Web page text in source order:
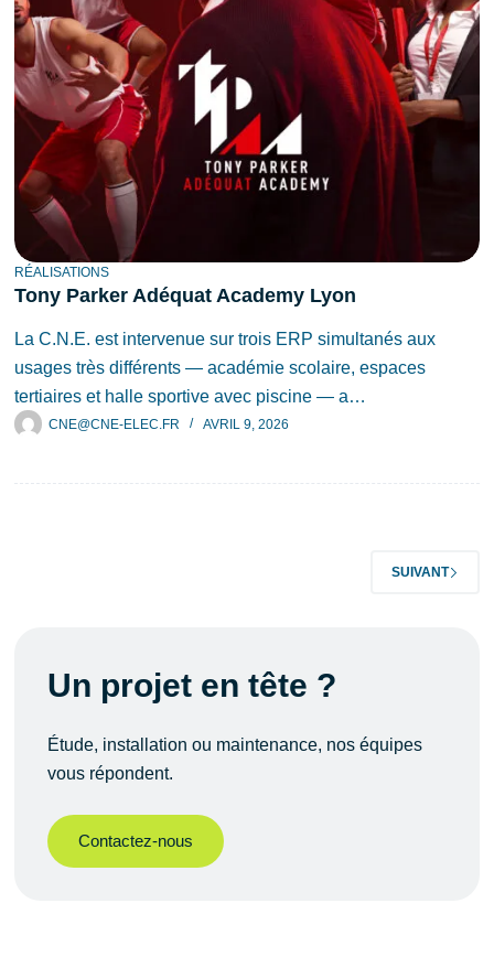
RÉALISATIONS
Tony Parker Adéquat Academy Lyon
La C.N.E. est intervenue sur trois ERP simultanés aux
usages très différents — académie scolaire, espaces
tertiaires et halle sportive avec piscine — a…
CNE@CNE-ELEC.FR AVRIL 9, 2026
SUIVANT
Un projet en tête ?
Étude, installation ou maintenance, nos équipes
vous répondent.
Contactez-nous